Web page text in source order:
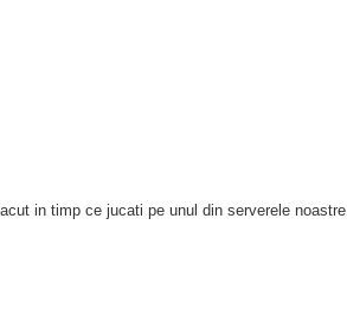
in timp ce jucati pe unul din serverele noastre.